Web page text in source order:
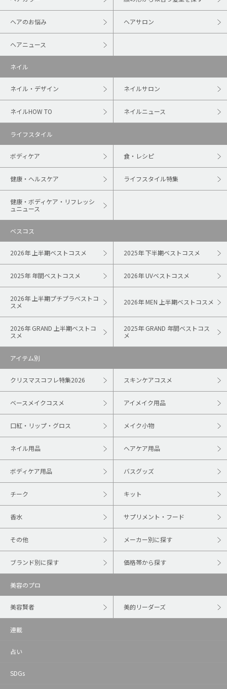
ヘアのお悩み ヘアサロン
ヘアニュース
ネイル
ネイル・デザイン ネイルサロン
ネイルHOW TO ネイルニュース
ライフスタイル
ボディケア 食・レシピ
健康・ヘルスケア ライフスタイル特集
健康・ボディケア・リフレッシ
ュニュース
ベスコス
2026年 上半期ベストコスメ 2025年 下半期ベストコスメ
2025年 年間ベストコスメ 2026年 UVベストコスメ
2026年 上半期プチプラベストコ
スメ
2026年 MEN 上半期ベストコスメ
2026年 GRAND 上半期ベストコ
スメ
2025年 GRAND 年間ベストコス
メ
アイテム別
クリスマスコフレ特集2026 スキンケアコスメ
ベースメイクコスメ アイメイク用品
口紅・リップ・グロス メイク小物
ネイル用品 ヘアケア用品
ボディケア用品 バスグッズ
チーク キット
香水 サプリメント・フード
その他 メーカー別に探す
ブランド別に探す 価格帯から探す
美容のプロ
美容賢者 美的リーダーズ
連載
占い
SDGs